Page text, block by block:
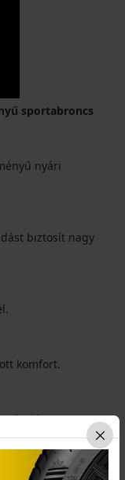
sportabroncs
nyári
biztosít nagy
komfort.
modern abroncs.